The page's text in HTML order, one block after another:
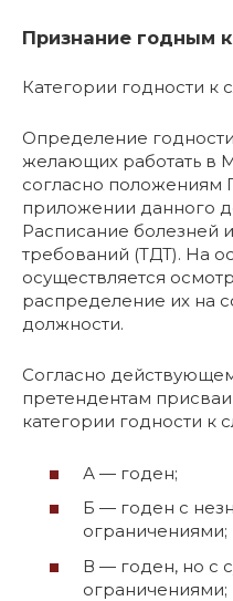
Признание годным
Категории годности к
Определение
желающих работать в
согласно
приложении данного
Расписание болезней
требований (ТДТ). На
осуществляется
распределение их на
должности.
Согласно
претендентам
категории годности к
А — годен;
Б — годен с
ограничениями;
В — годен, но с
ограничениями;